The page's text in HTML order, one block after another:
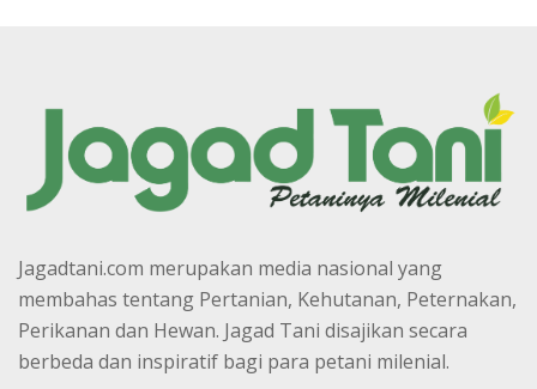
Jagadtani.com merupakan media nasional yang
membahas tentang Pertanian, Kehutanan, Peternakan,
Perikanan dan Hewan. Jagad Tani disajikan secara
berbeda dan inspiratif bagi para petani milenial.